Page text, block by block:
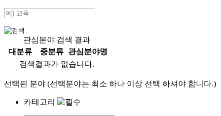
관심분야 검색 결과
대분류
중분류
관심분야명
검색결과가 없습니다.
선택된 분야 (선택분야는 최소 하나 이상 선택 하셔야 합니다.)
카테고리